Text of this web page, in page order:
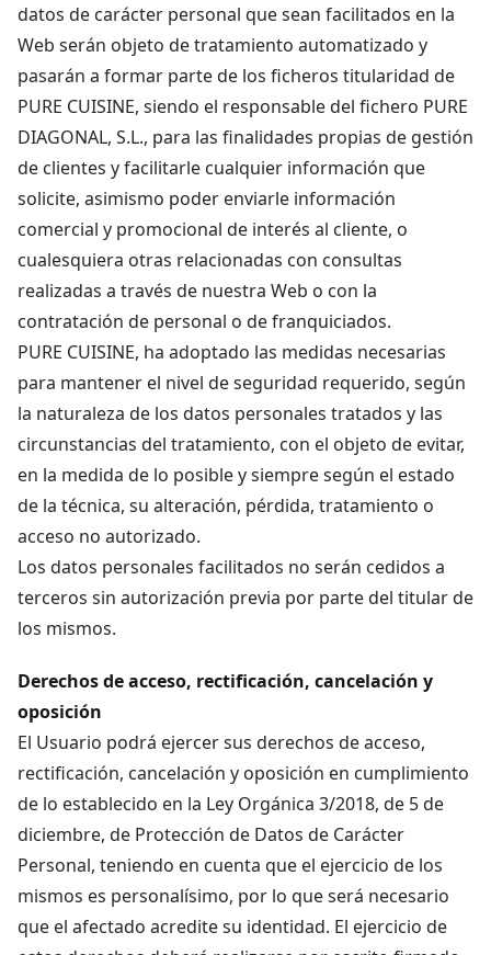
datos de carácter personal que sean facilitados en la
Web serán objeto de tratamiento automatizado y
pasarán a formar parte de los ficheros titularidad de
PURE CUISINE, siendo el responsable del fichero PURE
DIAGONAL, S.L., para las finalidades propias de gestión
de clientes y facilitarle cualquier información que
solicite, asimismo poder enviarle información
comercial y promocional de interés al cliente, o
cualesquiera otras relacionadas con consultas
realizadas a través de nuestra Web o con la
contratación de personal o de franquiciados.
PURE CUISINE, ha adoptado las medidas necesarias
para mantener el nivel de seguridad requerido, según
la naturaleza de los datos personales tratados y las
circunstancias del tratamiento, con el objeto de evitar,
en la medida de lo posible y siempre según el estado
de la técnica, su alteración, pérdida, tratamiento o
acceso no autorizado.
Los datos personales facilitados no serán cedidos a
terceros sin autorización previa por parte del titular de
los mismos.
Derechos de acceso, rectificación, cancelación y
oposición
El Usuario podrá ejercer sus derechos de acceso,
rectificación, cancelación y oposición en cumplimiento
de lo establecido en la Ley Orgánica 3/2018, de 5 de
diciembre, de Protección de Datos de Carácter
Personal, teniendo en cuenta que el ejercicio de los
mismos es personalísimo, por lo que será necesario
que el afectado acredite su identidad. El ejercicio de